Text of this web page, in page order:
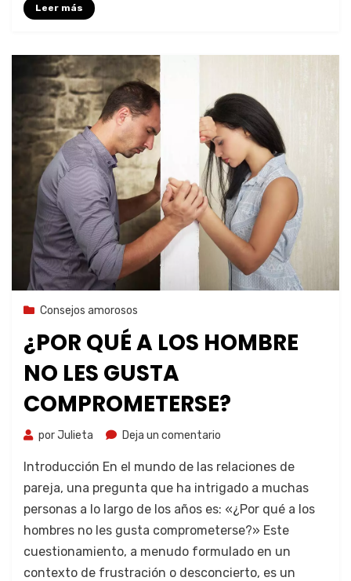
Leer más
22 de octubre de 2023
Consejos amorosos
¿POR QUÉ A LOS HOMBRE
NO LES GUSTA
COMPROMETERSE?
porJulieta Deja un comentario
Introducción En el mundo de las relaciones de
pareja, una pregunta que ha intrigado a muchas
personas a lo largo de los años es: «¿Por qué a los
hombres no les gusta comprometerse?» Este
cuestionamiento, a menudo formulado en un
contexto de frustración o desconcierto, es un